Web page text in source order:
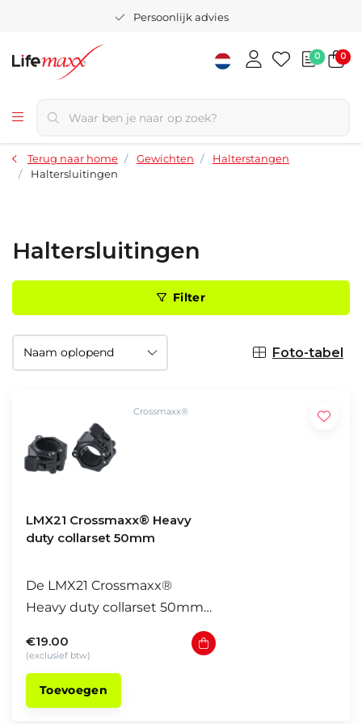
Persoonlijk advies
0 0
Terug naar home Gewichten
Halterstangen
Haltersluitingen
Haltersluitingen
Filter
Foto-tabel
Crossmaxx®
LMX21 Crossmaxx® Heavy
duty collarset 50mm
De LMX21 Crossmaxx®
Heavy duty collarset 50mm
is geschikt voor alle (gladde)
olympische bars met een
diameter van 50mm. De
LMX21 Crossmaxx® Heavy
€19.00
(exclusief btw)
Toevoegen